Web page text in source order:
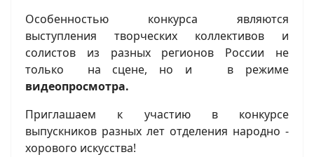
Особенностью конкурса являются
выступления творческих коллективов и
солистов из разных регионов России не
только на сцене, но и в режиме
видеопросмотра.
Приглашаем к участию в конкурсе
выпускников разных лет отделения народно -
хорового искусства!